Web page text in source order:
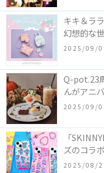
キキ＆ラ
幻想的な
ツインス
2025/09/
Q-pot.23
んがアニ
ーキアク
「かぼち
2025/09/
「
ズのコラ
作コレク
2025/08/